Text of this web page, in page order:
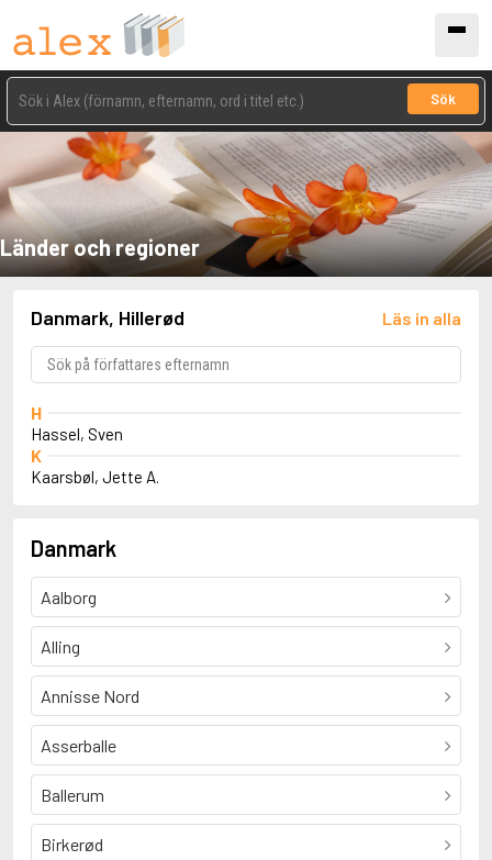
Sök
Länder och regioner
Danmark, Hillerød Läs in alla
H
Hassel, Sven
K
Kaarsbøl, Jette A.
Danmark
Aalborg
Alling
Annisse Nord
Asserballe
Ballerum
Birkerød